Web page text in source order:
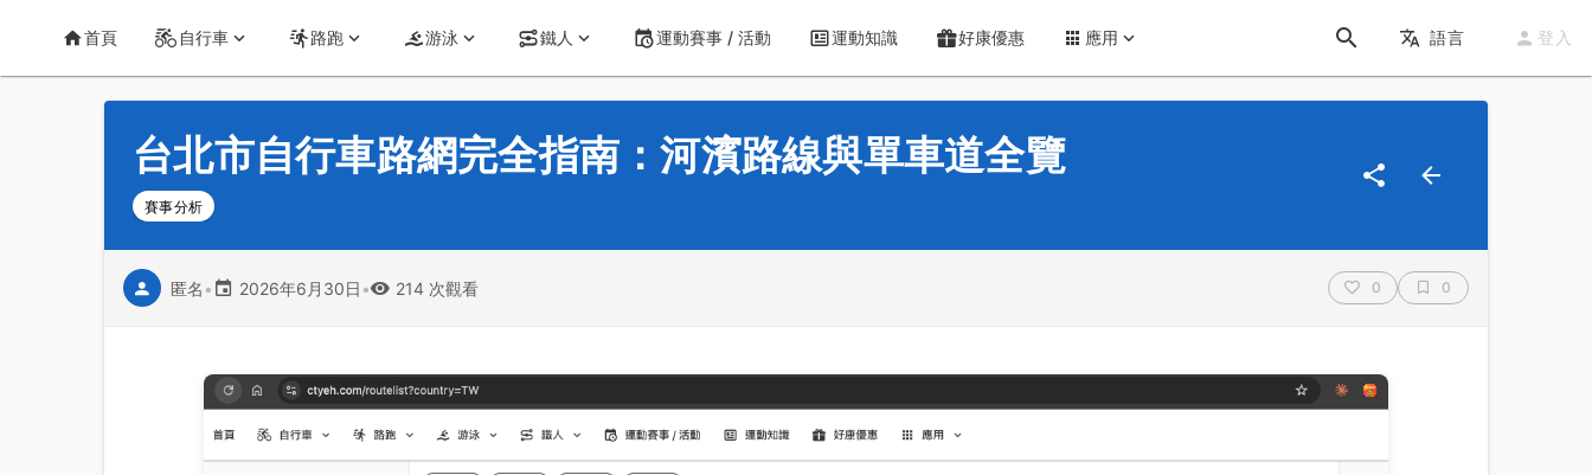
CT Yeh 公路車基地
首頁 自行車 路跑 游泳 鐵人 運動賽事 / 活動 運動知識 好康優惠 應用 語言 登入
運動知識 詳情
台北市自行車路網完全指南：河濱路線與單車道全覽
賽事分析
匿名 • 2026年6月30日 • 214 次觀看 0 0